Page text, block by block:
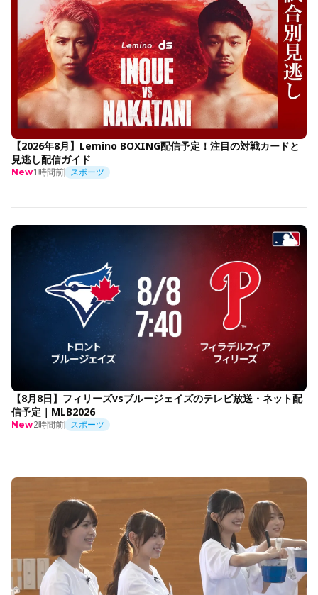
【2026年8月】Lemino BOXING配信予定！注目の対戦カードと
見逃し配信ガイド
New1時間前 スポーツ
【8月8日】フィリーズvsブルージェイズのテレビ放送・ネット配
信予定｜MLB2026
New2時間前 スポーツ